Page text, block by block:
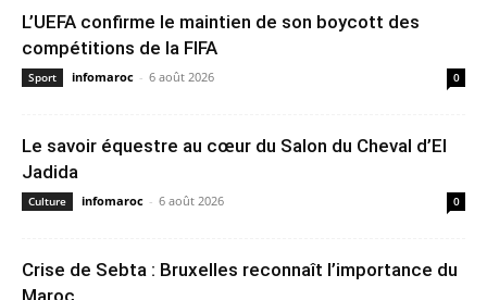
L’UEFA confirme le maintien de son boycott des
compétitions de la FIFA
Sport infomaroc - 6 août 2026 0
Le savoir équestre au cœur du Salon du Cheval d’El
Jadida
Culture infomaroc - 6 août 2026 0
Crise de Sebta : Bruxelles reconnaît l’importance du